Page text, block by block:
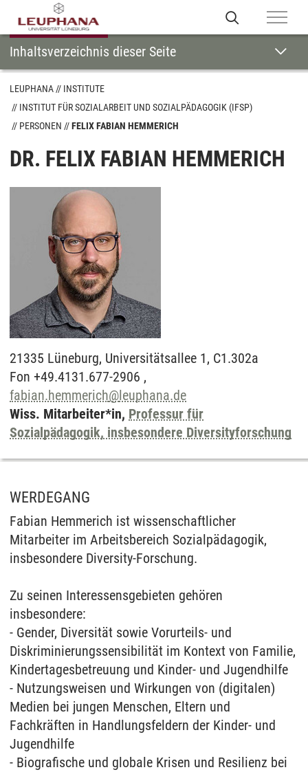
Inhaltsverzeichnis dieser Seite
LEUPHANA
INSTITUTE
INSTITUT FÜR SOZIALARBEIT UND SOZIALPÄDAGOGIK (IFSP)
PERSONEN
FELIX FABIAN HEMMERICH
DR. FELIX FABIAN HEMMERICH
21335 Lüneburg, Universitätsallee 1, C1.302a
Fon +49.4131.677-2906 ,
fabian.hemmerich@leuphana.de
Wiss. Mitarbeiter*in, Professur für
Sozialpädagogik, insbesondere Diversityforschung
WERDEGANG
Fabian Hemmerich ist wissenschaftlicher
Mitarbeiter im Arbeitsbereich Sozialpädagogik,
insbesondere Diversity-Forschung.
Zu seinen Interessensgebieten gehören
insbesondere:
- Gender, Diversität sowie Vorurteils- und
Diskriminierungssensibilität im Kontext von Familie,
Kindertagesbetreuung und Kinder- und Jugendhilfe
- Nutzungsweisen und Wirkungen von (digitalen)
Medien bei jungen Menschen, Eltern und
Fachkräften in Handlungsfeldern der Kinder- und
Jugendhilfe
- Biografische und globale Krisen und Resilienz bei